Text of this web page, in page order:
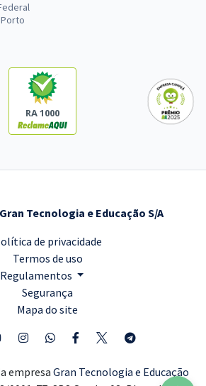
RA 1000
Tecnologia e Educação S/A
de privacidade
Termos de uso
Regulamentos
Segurança
Mapa do site
empresa Gran Tecnologia e Educação